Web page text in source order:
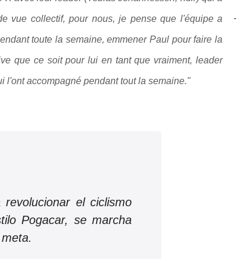
vue collectif, pour nous, je pense que l'équipe a
toute la semaine, emmener Paul pour faire la
que ce soit pour lui en tant que vraiment, leader
l'ont accompagné pendant tout la semaine."
el ciclismo
Pogacar, se marcha
-